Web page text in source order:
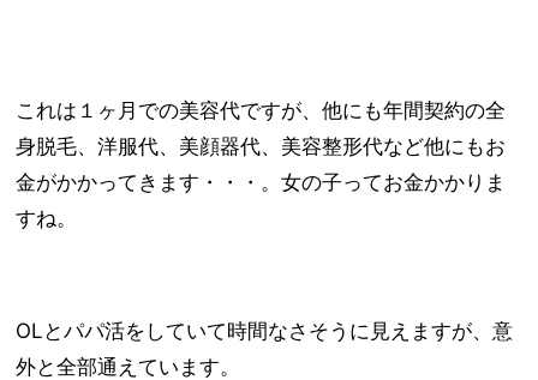
これは１ヶ月での美容代ですが、他にも年間契約の全
身脱毛、洋服代、美顔器代、美容整形代など他にもお
金がかかってきます・・・。女の子ってお金かかりま
すね。
OLとパパ活をしていて時間なさそうに見えますが、意
外と全部通えています。